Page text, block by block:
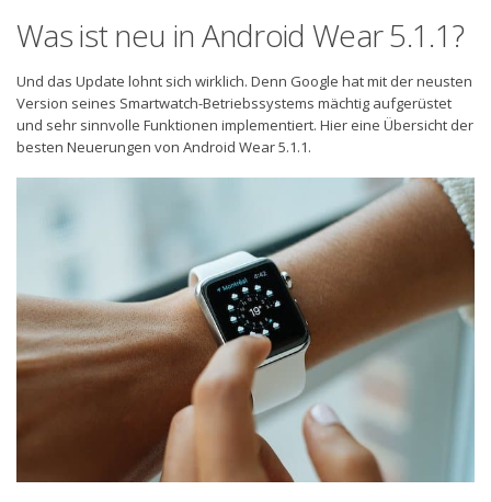
Was ist neu in Android Wear 5.1.1?
Und das Update lohnt sich wirklich. Denn Google hat mit der neusten
Version seines Smartwatch-Betriebssystems mächtig aufgerüstet
und sehr sinnvolle Funktionen implementiert. Hier eine Übersicht der
besten Neuerungen von Android Wear 5.1.1.